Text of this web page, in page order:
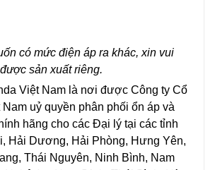
có mức điện áp ra khác, xin vui
sản xuất riêng.
Việt Nam là nơi được Công ty Cổ
uỷ quyền phân phối ổn áp và
hãng cho các Đại lý tại các tỉnh
Hải Dương, Hải Phòng, Hưng Yên,
Thái Nguyên, Ninh Bình, Nam